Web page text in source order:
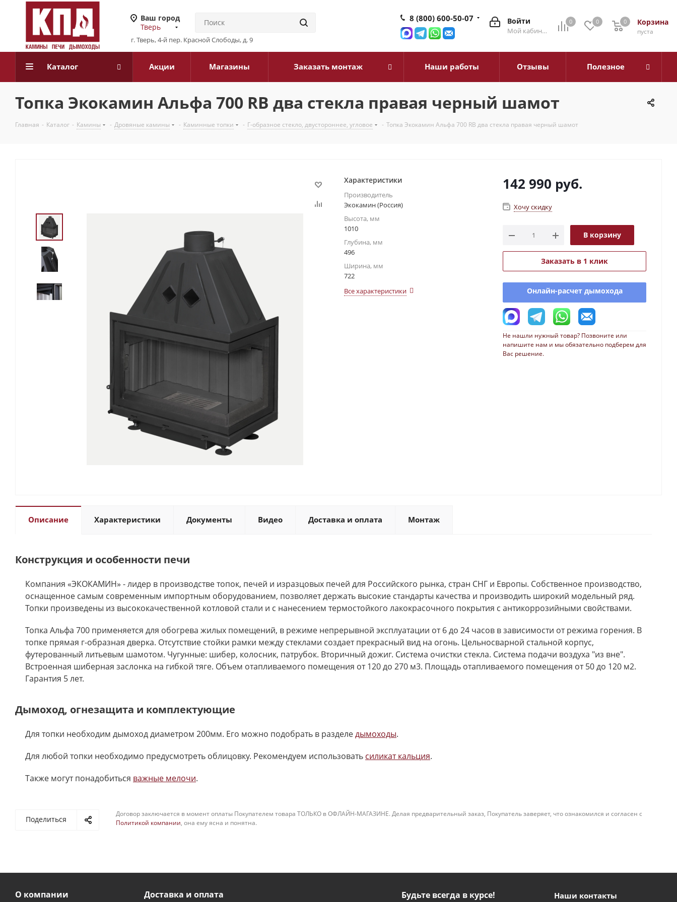
Ваш город
Тверь
г. Тверь, 4-й пер. Красной Слободы, д. 9
0 0 Корзина
0
пуста
0
Войти
Мой кабинет
8 (800) 600-50-07
Каталог Акции Магазины Заказать монтаж Наши работы Отзывы Полезное
Топка Экокамин Альфа 700 RB два стекла правая черный шамот
Главная - Каталог - Камины - Дровяные камины - Каминные топки - Г-образное стекло, двустороннее, угловое - Топка Экокамин Альфа 700 RB два стекла правая черный шамот
Характеристики
Производитель
Экокамин (Россия)
Высота, мм
1010
Глубина, мм
496
Ширина, мм
722
Все характеристики
142 990 руб.
Хочу скидку
В корзину
Заказать в 1 клик
Онлайн-расчет дымохода
Не нашли нужный товар? Позвоните или
напишите нам и мы обязательно подберем для
Вас решение.
Описание Характеристики Документы Видео Доставка и оплата Монтаж
Конструкция и особенности печи
Компания «ЭКОКАМИН» - лидер в производстве топок, печей и изразцовых печей для Российского рынка, стран СНГ и Европы. Собственное производство,
оснащенное самым современным импортным оборудованием, позволяет держать высокие стандарты качества и производить широкий модельный ряд.
Топки произведены из высококачественной котловой стали и с нанесением термостойкого лакокрасочного покрытия с антикоррозийными свойствами.
Топка Альфа 700 применяется для обогрева жилых помещений, в режиме непрерывной эксплуатации от 6 до 24 часов в зависимости от режима горения. В
топке прямая г-образная дверка. Отсутствие стойки рамки между стеклами создает прекрасный вид на огонь. Цельносварной стальной корпус,
футерованный литьевым шамотом. Чугунные: шибер, колосник, патрубок. Вторичный дожиг. Система очистки стекла. Система подачи воздуха "из вне".
Встроенная шиберная заслонка на гибкой тяге. Объем отапливаемого помещения от 120 до 270 м3. Площадь отапливаемого помещения от 50 до 120 м2.
Гарантия 5 лет.
Дымоход, огнезащита и комплектующие
Для топки необходим дымоход диаметром 200мм. Его можно подобрать в разделедымоходы.
Для любой топки необходимо предусмотреть облицовку. Рекомендуем использовать силикат кальция.
Также могут понадобиться важные мелочи.
Поделиться
Договор заключается в момент оплаты Покупателем товара ТОЛЬКО в ОФЛАЙН-МАГАЗИНЕ. Делая предварительный заказ, Покупатель заверяет, что ознакомился и согласен с
Политикой компании, она ему ясна и понятна.
О компании Доставка и оплата Будьте всегда в курсе! Наши контакты